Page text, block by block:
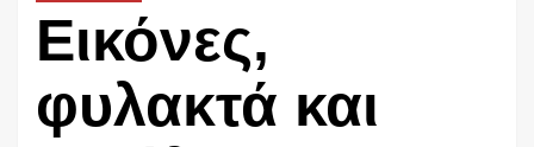
Εικόνες,
φυλακτά και